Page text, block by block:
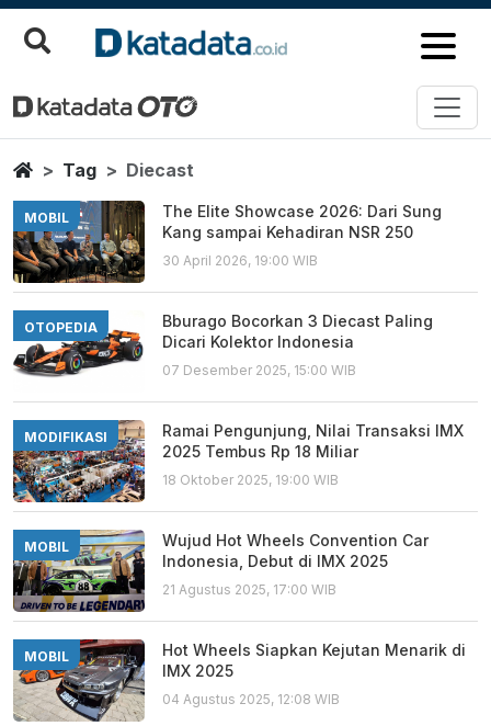
Diecast
Berita Terbaru
HomeTag Diecast
MOBIL
The Elite Showcase 2026: Dari Sung
Kang sampai Kehadiran NSR 250
30 April 2026, 19:00 WIB
OTOPEDIA
Bburago Bocorkan 3 Diecast Paling
Dicari Kolektor Indonesia
07 Desember 2025, 15:00 WIB
MODIFIKASI
Ramai Pengunjung, Nilai Transaksi IMX
2025 Tembus Rp 18 Miliar
18 Oktober 2025, 19:00 WIB
MOBIL
Wujud Hot Wheels Convention Car
Indonesia, Debut di IMX 2025
21 Agustus 2025, 17:00 WIB
MOBIL
Hot Wheels Siapkan Kejutan Menarik di
IMX 2025
04 Agustus 2025, 12:08 WIB